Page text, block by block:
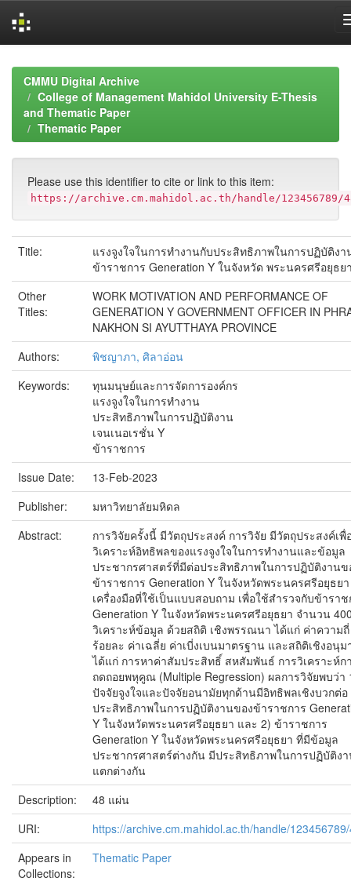
navigationCMMU Digital Archive
College of Management Mahidol University E-Thesis
and Thematic Paper
Thematic Paper
Please use this identifier to cite or link to this item:
https://archive.cm.mahidol.ac.th/handle/123456789/
Title:
แรงจูงใจในการทำงานกับประสิทธิภาพในการปฏิบัติงา
ข้าราชการ Generation Y ในจังหวัด พระนครศรีอยุธย
Other
Titles:
WORK MOTIVATION AND PERFORMANCE OF
GENERATION Y GOVERNMENT OFFICER IN
NAKHON SI AYUTTHAYA PROVINCE
Authors:
พิชญาภา, ศิลาอ่อน
Keywords:
ทุนมนุษย์และการจัดการองค์กร
แรงจูงใจในการทำงาน
ประสิทธิภาพในการปฏิบัติงาน
เจนเนอเรชั่น Y
ข้าราชการ
Issue Date:
13-Feb-2023
Publisher:
มหาวิทยาลัยมหิดล
Abstract:
การวิจัยครั้งนี้ มีวัตถุประสงค์ การวิจัย มีวัตถุประสงค์เพื่
วิเคราะห์อิทธิพลของแรงจูงใจในการทำงานและข้อมูล
ประชากรศาสตร์ที่มีต่อประสิทธิภาพในการปฏิบัติงานข
ข้าราชการ Generation Y ในจังหวัดพระนครศรีอยุธยา
เครื่องมือที่ใช้เป็นแบบสอบถาม เพื่อใช้สำรวจกับข้าราช
Generation Y ในจังหวัดพระนครศรีอยุธยา จำนวน
วิเคราะห์ข้อมูล ด้วยสถิติ เชิงพรรณนา ได้แก่ ค่าความ
ร้อยละ ค่าเฉลี่ย ค่าเบี่งเบนมาตรฐาน และสถิติเชิงอนุม
ได้แก่ การหาค่าสัมประสิทธิ์ สหสัมพันธ์ การวิเคราะห์ก
ถดถอยพหุคูณ (Multiple Regression) ผลการวิจัยพบว่า
ปัจจัยจูงใจและปัจจัยอนามัยทุกด้านมีอิทธิพลเชิงบวกต่อ
ประสิทธิภาพในการปฏิบัติงานของข้าราชการ
Y ในจังหวัดพระนครศรีอยุธยา และ 2) ข้าราชการ
Generation Y ในจังหวัดพระนครศรีอยุธยา ที่มีข้อมูล
ประชากรศาสตร์ต่างกัน มีประสิทธิภาพในการปฏิบัติง
แตกต่างกัน
Description:
48 แผ่น
URI:
https://archive.cm.mahidol.ac.th/handle/
Appears in
Collections:
Thematic Paper